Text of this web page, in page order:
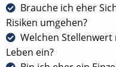
Brauche ich eher
Risiken umgehen?
Welchen
Leben ein?